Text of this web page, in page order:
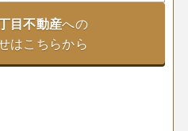
目不動産への
はこちらから